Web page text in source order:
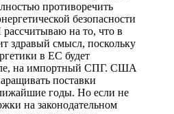
противоречить
безопасности
на то, что в
здравый смысл, поскольку
в ЕС будет
на импортный СПГ. США
поставки
годы. Но если не
на законодательном